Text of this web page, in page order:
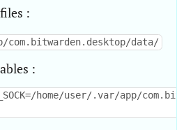
:
com.bitwarden.desktop/data/
:
home/user/.var/app/